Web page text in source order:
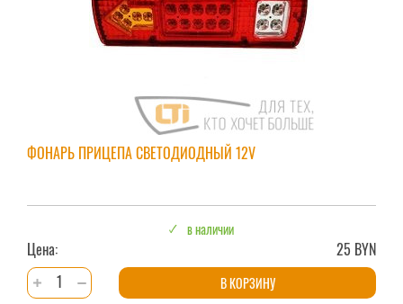
ФОНАРЬ ПРИЦЕПА СВЕТОДИОДНЫЙ 12V
в наличии
Цена:
25 BYN
Количество
товара
В КОРЗИНУ